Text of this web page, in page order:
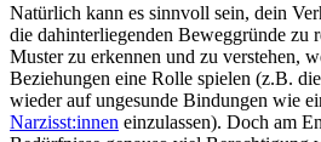
Natürlich kann es sinnvoll sein, dein
die dahinterliegenden Beweggründe zu
Muster zu erkennen und zu verstehen,
Beziehungen eine Rolle spielen (z.B.
wieder auf ungesunde Bindungen wie
Narzisst:innen einzulassen). Doch am